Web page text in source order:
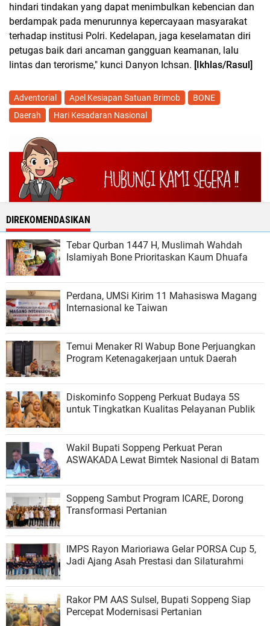
hindari tindakan yang dapat menimbulkan kebencian dan
berdampak pada menurunnya kepercayaan masyarakat
terhadap institusi Polri. Kedelapan, jaga keselamatan diri
petugas baik dari ancaman gangguan keamanan, lalu
lintas dan terorisme," kunci Danyon Ichsan. [Ikhlas/Rasul]
Adventorial Apel Kesiapan Satuan Brimob
BONE
Daerah
Hari Kesadaran Nasional
DIREKOMENDASIKAN
Tebar Qurban 1447 H, Muslimah Wahdah
Islamiyah Bone Prioritaskan Kaum Dhuafa
Perdana, UMSi Kirim 11 Mahasiswa Magang
Internasional ke Taiwan
Temui Menaker RI Wabup Bone Perjuangkan
Program Ketenagakerjaan untuk Daerah
Diskominfo Soppeng Perkuat Budaya 5S
untuk Tingkatkan Kualitas Pelayanan Publik
Wakil Bupati Soppeng Perkuat Peran
ASWAKADA Lewat Bimtek Nasional di Batam
Soppeng Sambut Program ICARE, Dorong
Transformasi Pertanian
IMPS Rayon Marioriawa Gelar PORSA Cup 5,
Jadi Ajang Asah Prestasi dan Silaturahmi
Rakor PM AAS Sulsel, Bupati Soppeng Siap
Percepat Modernisasi Pertanian